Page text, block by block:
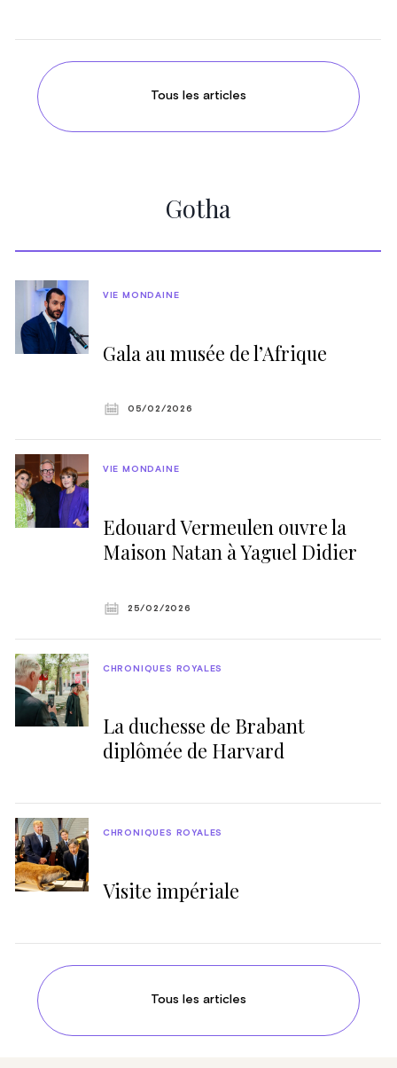
Tous les articles
Gotha
Gala au musée de l’Afrique
VIE MONDAINE
05/02/2026
Edouard Vermeulen ouvre la
Maison Natan à Yaguel Didier
VIE MONDAINE
25/02/2026
La duchesse de Brabant
diplômée de Harvard
CHRONIQUES ROYALES
Visite impériale
CHRONIQUES ROYALES
Tous les articles